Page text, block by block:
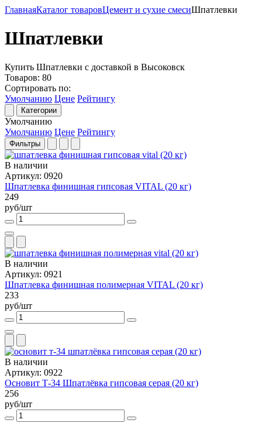
ГлавнаяКаталог товаровЦемент и сухие смесиШпатлевки
Шпатлевки
Купить Шпатлевки с доставкой в Высоковск
Товаров: 80
Сортировать по:
Умолчанию Цене Рейтингу
Категории
Умолчанию
Умолчанию Цене Рейтингу
Фильтры
В наличии
Артикул: 0920
Шпатлевка финишная гипсовая VITAL (20 кг)
249
руб/шт
В наличии
Артикул: 0921
Шпатлевка финишная полимерная VITAL (20 кг)
233
руб/шт
В наличии
Артикул: 0922
Основит Т-34 Шпатлёвка гипсовая серая (20 кг)
256
руб/шт